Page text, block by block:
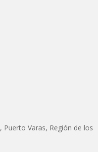
, Puerto Varas, Región de los